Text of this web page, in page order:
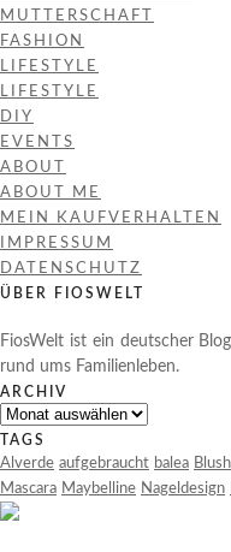
MUTTERSCHAFT
FASHION
LIFESTYLE
LIFESTYLE
DIY
EVENTS
ABOUT
ABOUT ME
MEIN KAUFVERHALTEN
IMPRESSUM
DATENSCHUTZ
ÜBER FIOSWELT
FiosWelt ist ein deutscher
rund ums Familienleben.
ARCHIV
Archiv
TAGS
Alverde aufgebraucht balea Blush
Mascara Maybelline Nageldesign